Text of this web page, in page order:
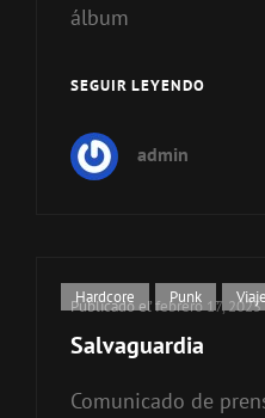
álbum
SEGUIR LEYENDO
admin
Enlaces
categorías
Hardcore , Punk ,
Publicado elfebrero 17, 2025
Salvaguardia
Comunicado de